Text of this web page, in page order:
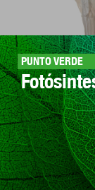
PUNTO VERDE